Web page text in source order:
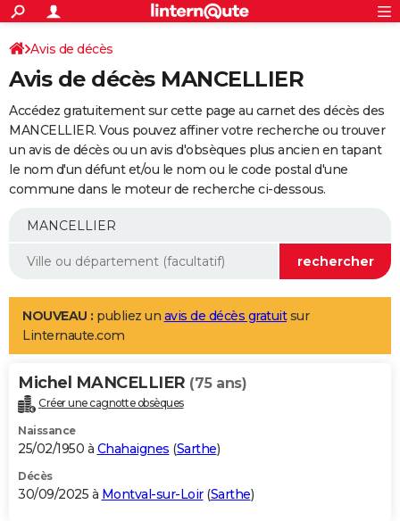
ACTUALITÉS
Politique
Société
Faits Divers
Education
Monde
Villes
+
SPORT
Coupe du monde 2026
Football
Tennis
Cyclisme
Rugby
Forum
Programme TV
TNT
Streaming
Cinéma
Sorties cinéma
Musique
+
FINANCE
Impôts
Immobilier
Risques naturels par ville
Banque
Assurance
Crédit
AUTO
Essais
Réserver un essai
Citadines
Berlines
SUV
Forum auto
+
Mobiles
Meilleur smartphone
Internet
Ordinateurs
Jeux vidéo
Guide high-tech
Aménagement intérieur
LIFESTYLE
Art de vivre
Bien-être
Loisirs
Mode
Modes de vie
Alimentation
Guide de la santé
Maladies
Médicaments
Sommeil
VOYAGE
Destinations
City break
Voyage nature
Voyage de noces
Forum
Climat
+PHOTO
GUIDES D'ACHAT
BONS PLANS
Avis de décès
Avis de décès MANCELLIER
Accédez gratuitement sur cette page au carnet des décès des
MANCELLIER. Vous pouvez affiner votre recherche ou trouver
un avis de décès ou un avis d'obsèques plus ancien en tapant
le nom d'un défunt et/ou le nom ou le code postal d'une
commune dans le moteur de recherche ci-dessous.
NOUVEAU : publiez un avis de décès gratuitsur
Linternaute.com
Michel MANCELLIER (75 ans)
Créer une cagnotte obsèques
Naissance
25/02/1950 à Chahaignes (Sarthe)
Décès
30/09/2025 à Montval-sur-Loir(Sarthe)